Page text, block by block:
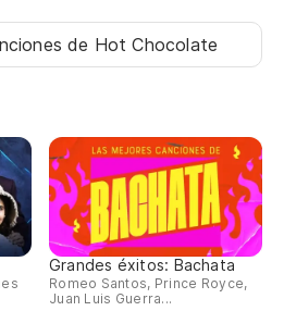
de Hot Chocolate
Grandes éxitos: Bachata
Romeo Santos, Prince Royce,
Juan Luis Guerra...